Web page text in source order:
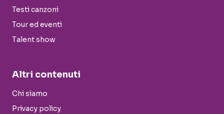
Testi canzoni
Tour ed eventi
Talent show
Altri contenuti
Chi siamo
Privacy policy